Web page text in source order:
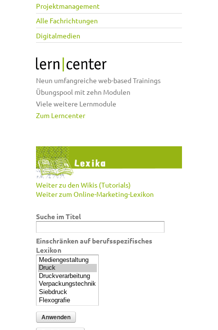
Projektmanagement
Alle Fachrichtungen
Digitalmedien
Neun umfangreiche web-based Trainings
Übungspool mit zehn Modulen
Viele weitere Lernmodule
Zum Lerncenter
Weiter zu den Wikis (Tutorials)
Weiter zum Online-Marketing-Lexikon
Suche im Titel
Einschränken auf berufsspezifisches
Lexikon